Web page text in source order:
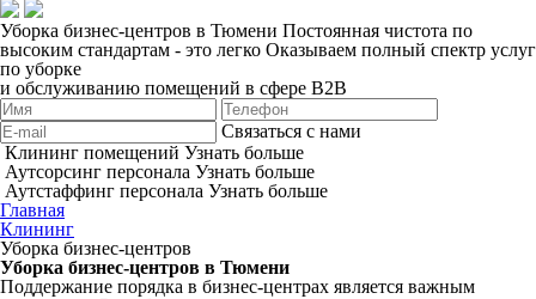
Уборка бизнес-центров в Тюмени Постоянная чистота по
высоким стандартам - это легко Оказываем полный спектр услуг
по уборке
и обслуживанию помещений в сфере B2B
Связаться с нами
Клининг помещений Узнать больше
Аутсорсинг персонала Узнать больше
Аутстаффинг персонала Узнать больше
Главная
Клининг
Уборка бизнес-центров
Уборка бизнес-центров в Тюмени
Поддержание порядка в бизнес-центрах является важным